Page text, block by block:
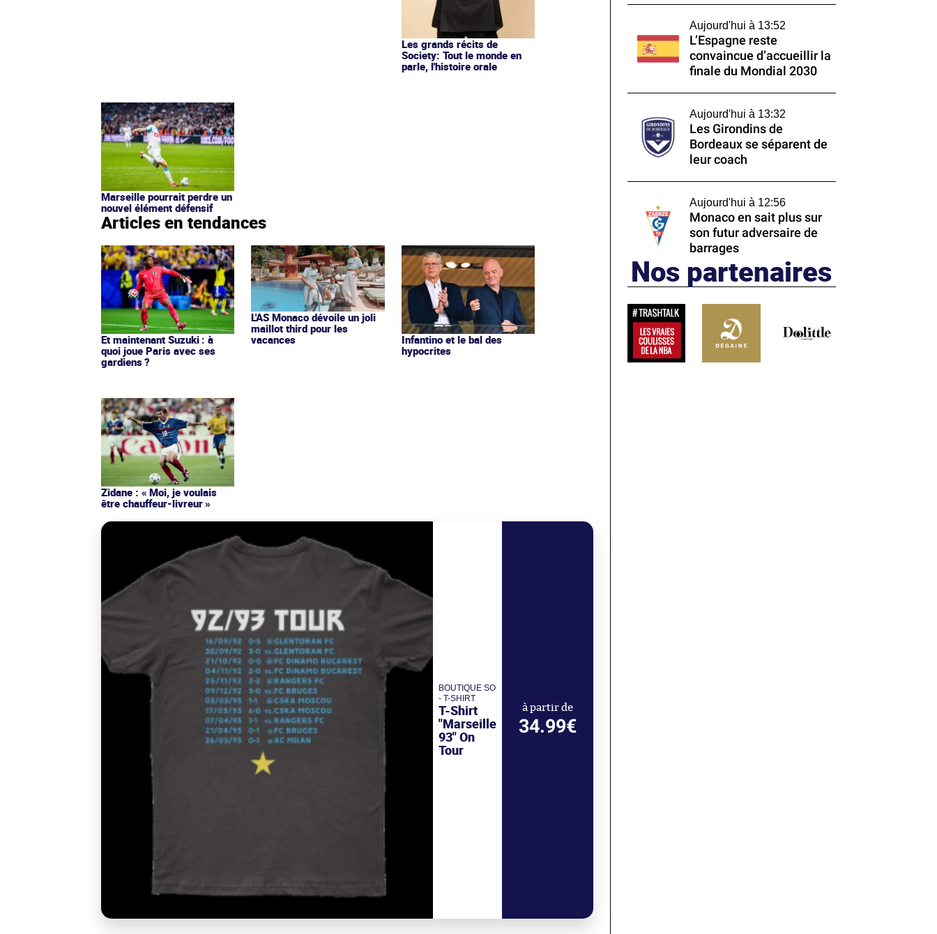
Les grands récits de
Society: Tout le monde en
parle, l'histoire orale
Marseille pourrait perdre un
nouvel élément défensif
Articles en tendances
Et maintenant Suzuki : à
quoi joue Paris avec ses
gardiens ?
L'AS Monaco dévoile un joli
maillot third pour les
vacances
Infantino et le bal des
hypocrites
Zidane : « Moi, je voulais
être chauffeur-livreur »
BOUTIQUE SO
- T-SHIRT
T-Shirt
"Marseille
93" On
Tour
à partir de
34.99€
Aujourd'hui à 13:52
L’Espagne reste
convaincue d’accueillir la
finale du Mondial 2030
Aujourd'hui à 13:32
Les Girondins de
Bordeaux se séparent de
leur coach
Aujourd'hui à 12:56
Monaco en sait plus sur
son futur adversaire de
barrages
Nos partenaires